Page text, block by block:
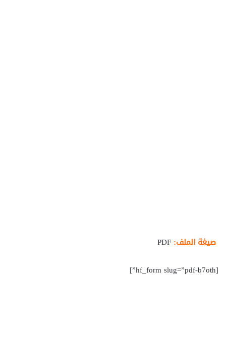
صيغة الملف:
[hf_form slug=”pdf-b7oth”]